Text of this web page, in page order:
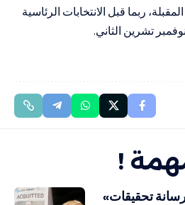
ربما قبل الانتخابات الرئاسية
تشرين الثاني.
!
تحقيقات»